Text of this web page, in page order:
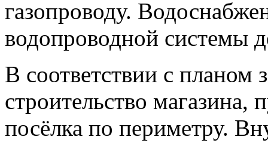
газопроводу.
водопроводной системы
В соответствии с планом
строительство
посёлка по периметру.